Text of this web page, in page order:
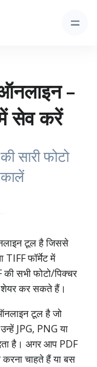
–
सेव करें
सारी फोटो
टूल है जिससे
फॉर्मेट में
सभी फोटो/पिक्चर
शेयर कर सकते हैं।
टूल है जो
JPG, PNG या
है। अगर आप PDF
चाहते हैं या बस